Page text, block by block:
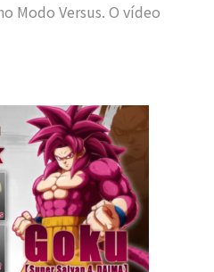
Modo Versus. O vídeo